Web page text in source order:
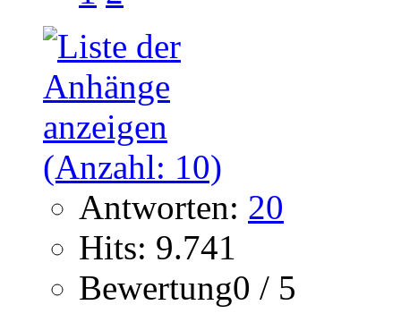
Antworten: 20
Hits: 9.741
Bewertung0 / 5